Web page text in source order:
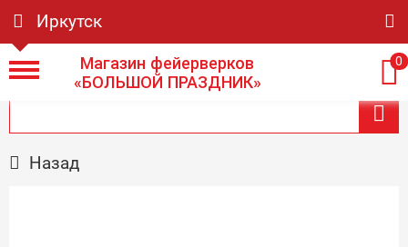
Иркутск
Магазин фейерверков
«БОЛЬШОЙ ПРАЗДНИК»
0
Назад